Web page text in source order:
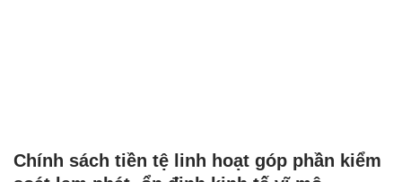
Chính sách tiền tệ linh hoạt góp phần kiểm